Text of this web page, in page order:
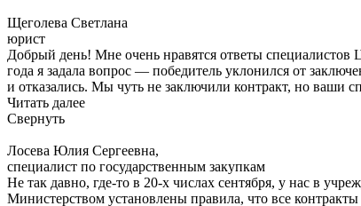
Щеголева Светлана
юрист
Добрый день! Мне очень нравятся ответы специалистов
года я задала вопрос — победитель уклонился от
и отказались. Мы чуть не заключили контракт, но ваши
Читать далее
Свернуть
Лосева Юлия Сергеевна,
специалист по государственным закупкам
Не так давно, где-то в 20-х числах сентября, у нас в
Министерством установлены правила, что все